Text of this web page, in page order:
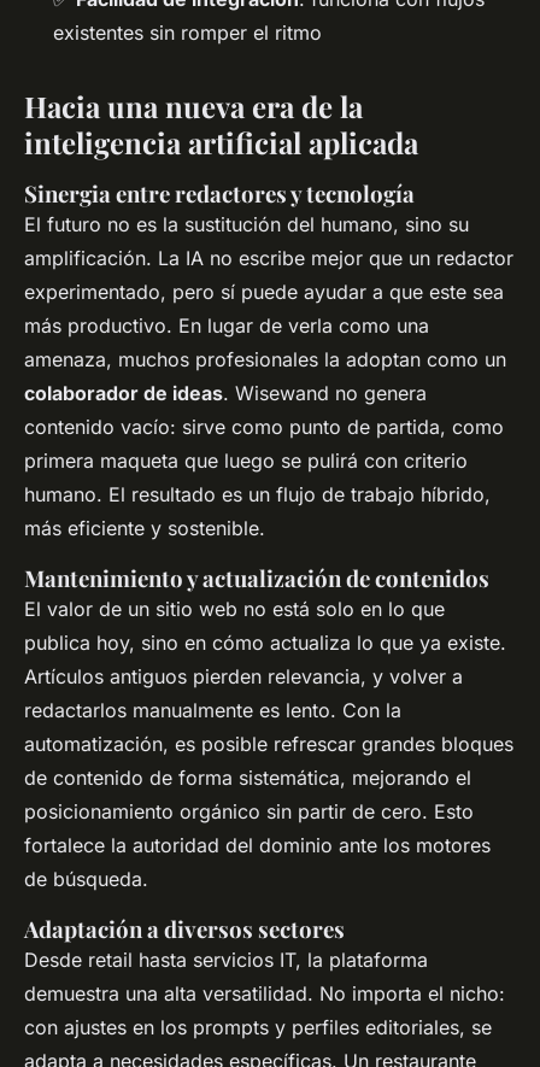
existentes sin romper el ritmo
Hacia una nueva era de la
inteligencia artificial aplicada
Sinergia entre redactores y tecnología
El futuro no es la sustitución del humano, sino su
amplificación. La IA no escribe mejor que un redactor
experimentado, pero sí puede ayudar a que este sea
más productivo. En lugar de verla como una
amenaza, muchos profesionales la adoptan como un
colaborador de ideas. Wisewand no genera
contenido vacío: sirve como punto de partida, como
primera maqueta que luego se pulirá con criterio
humano. El resultado es un flujo de trabajo híbrido,
más eficiente y sostenible.
Mantenimiento y actualización de contenidos
El valor de un sitio web no está solo en lo que
publica hoy, sino en cómo actualiza lo que ya existe.
Artículos antiguos pierden relevancia, y volver a
redactarlos manualmente es lento. Con la
automatización, es posible refrescar grandes bloques
de contenido de forma sistemática, mejorando el
posicionamiento orgánico sin partir de cero. Esto
fortalece la autoridad del dominio ante los motores
de búsqueda.
Adaptación a diversos sectores
Desde retail hasta servicios IT, la plataforma
demuestra una alta versatilidad. No importa el nicho:
con ajustes en los prompts y perfiles editoriales, se
adapta a necesidades específicas. Un restaurante